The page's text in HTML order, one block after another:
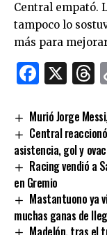
Central empató.
tampoco lo
más para
X
Murió Jorge
Central
asistencia, gol y
Racing vendió a
en Gremio
Mastantuono ya
muchas ganas de
Madelón, tras el